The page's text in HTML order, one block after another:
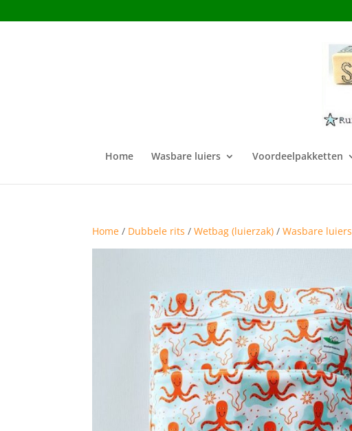
Home Wasbare luiers Voordeelpakketten
Home / Dubbele rits /Wetbag (luierzak) /Wasbare